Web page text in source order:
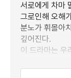
서로에게 차마
그로인해 오해
분노가 휘몰아
깊어진다.
이 드라마는 우
그리고 그 비밀